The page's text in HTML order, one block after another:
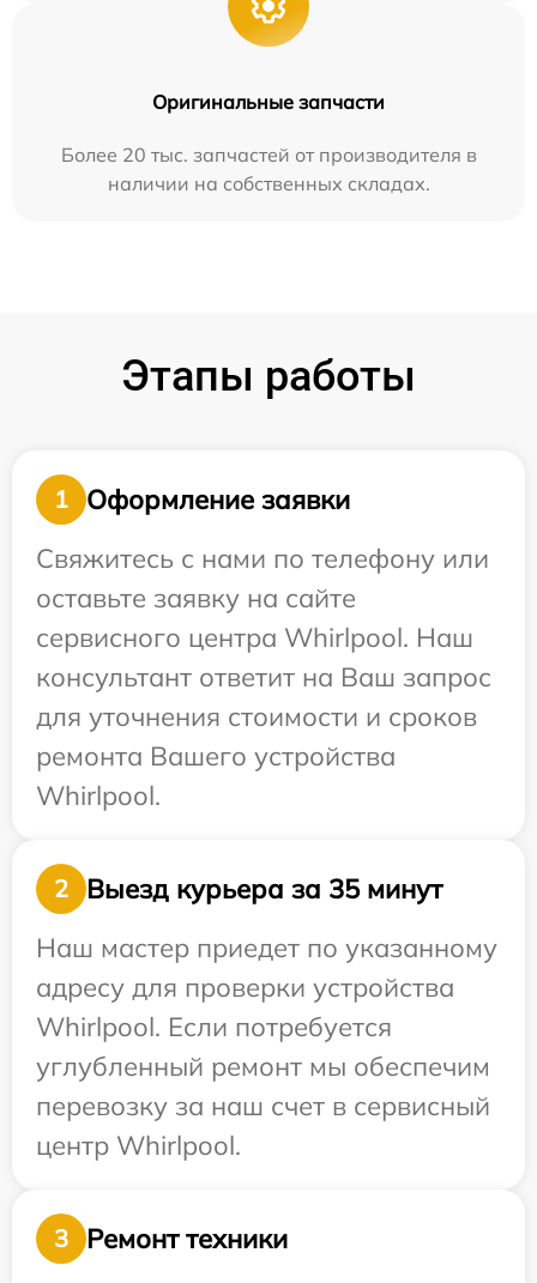
Оригинальные запчасти
Более 20 тыс. запчастей от производителя в
наличии на собственных складах.
Этапы работы
1
Оформление заявки
Свяжитесь с нами по телефону или
оставьте заявку на сайте
сервисного центра Whirlpool. Наш
консультант ответит на Ваш запрос
для уточнения стоимости и сроков
ремонта Вашего устройства
Whirlpool.
2
Выезд курьера за 35 минут
Наш мастер приедет по указанному
адресу для проверки устройства
Whirlpool. Если потребуется
углубленный ремонт мы обеспечим
перевозку за наш счет в сервисный
центр Whirlpool.
3
Ремонт техники